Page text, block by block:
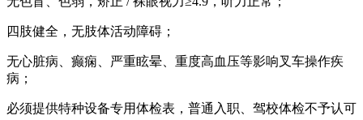
四肢健全，无肢体活动障碍；
无心脏病、癫痫、严重眩晕、重度高血压等影响叉车操作疾
病；
必须提供特种设备专用体检表，普通入职、驾校体检不予认可